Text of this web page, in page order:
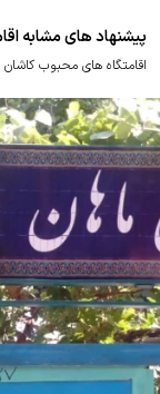
پیشنهاد های مشابه
اقامتگاه های محبوب کاشان